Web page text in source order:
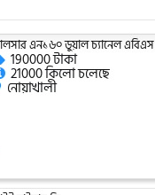
(Pagasus)
এন১৬০ ডুয়াল চ্যানেল এবিএস
190000 টাকা
21000 কিলো চলেছে
নোয়াখালী